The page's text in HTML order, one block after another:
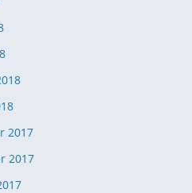
2017
2017